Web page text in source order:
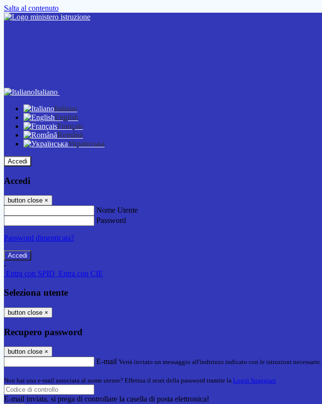
Salta al contenuto
Italiano
Italiano
English
Français
Română
Українська
Accedi
Accedi
button close ×
Nome Utente
Password
Password dimenticata?
-
Entra con SPID Entra con CIE
Seleziona utente
button close ×
Recupero password
button close ×
E-mail Verrà inviato un messaggio all'indirizzo indicato con le istruzioni necessarie.
Non hai una e-mail associata al nome utente? Effettua il reset della password tramite la Login Spaggiari
E-mail inviata, si prega di controllare la casella di posta elettronica!